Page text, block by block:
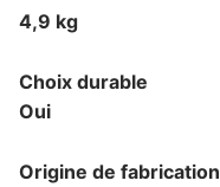
4,9 kg
Choix durable
Oui
Origine de fabrication